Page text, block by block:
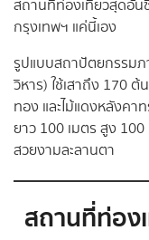
สถานที่ท่องเที่ยวสุดอัน
กรุงเทพฯ แค่นี้เอง
รูปแบบสถาปัตยกรรมภ
วิหาร) ใช้เสาถึง 170 ต้
ทอง และไม้แดงหลังคา
ยาว 100 เมตร สูง
สวยงามละลานตา
สถานที่ท่อง